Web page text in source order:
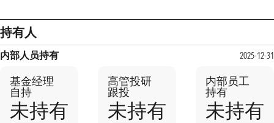
持有人
内部人员持有 2025-12-31
基金经理
自持
未持有
高管投研
跟投
未持有
内部员工
持有
未持有